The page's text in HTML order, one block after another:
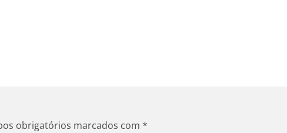
obrigatórios marcados com *